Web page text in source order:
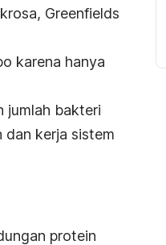
Greenfields
karena hanya
jumlah bakteri
dan kerja sistem
protein